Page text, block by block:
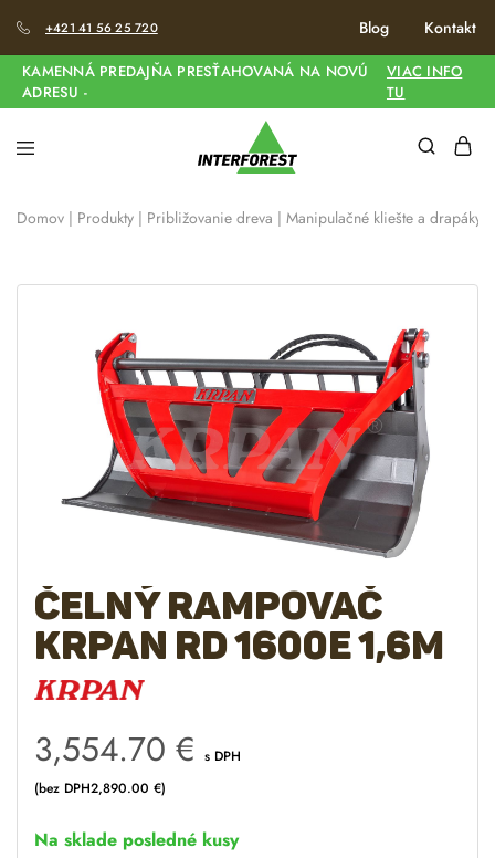
+421 41 56 25 720 Blog Kontakt
KAMENNÁ PREDAJŇA PRESŤAHOVANÁ NA NOVÚ
ADRESU -
VIAC INFO
TU
Domov | Produkty | Približovanie dreva | Manipulačné kliešte a drapáky
Čelný rampovač
KRPAN RD 1600E 1,6m
3,554.70 € s DPH
(bez DPH2,890.00 €)
Na sklade posledné kusy